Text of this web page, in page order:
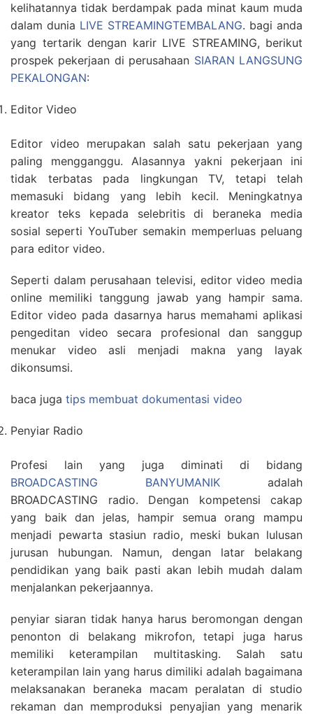
kelihatannya tidak berdampak pada minat kaum muda
dalam dunia LIVE STREAMINGTEMBALANG. bagi anda
yang tertarik dengan karir LIVE STREAMING, berikut
prospek pekerjaan di perusahaan SIARAN LANGSUNG
PEKALONGAN:
Editor Video
Editor video merupakan salah satu pekerjaan yang
paling mengganggu. Alasannya yakni pekerjaan ini
tidak terbatas pada lingkungan TV, tetapi telah
memasuki bidang yang lebih kecil. Meningkatnya
kreator teks kepada selebritis di beraneka media
sosial seperti YouTuber semakin memperluas peluang
para editor video.
Seperti dalam perusahaan televisi, editor video media
online memiliki tanggung jawab yang hampir sama.
Editor video pada dasarnya harus memahami aplikasi
pengeditan video secara profesional dan sanggup
menukar video asli menjadi makna yang layak
dikonsumsi.
baca juga tips membuat dokumentasi video
Penyiar Radio
Profesi lain yang juga diminati di bidang
BROADCASTING BANYUMANIK adalah
BROADCASTING radio. Dengan kompetensi cakap
yang baik dan jelas, hampir semua orang mampu
menjadi pewarta stasiun radio, meski bukan lulusan
jurusan hubungan. Namun, dengan latar belakang
pendidikan yang baik pasti akan lebih mudah dalam
menjalankan pekerjaannya.
penyiar siaran tidak hanya harus beromongan dengan
penonton di belakang mikrofon, tetapi juga harus
memiliki keterampilan multitasking. Salah satu
keterampilan lain yang harus dimiliki adalah bagaimana
melaksanakan beraneka macam peralatan di studio
rekaman dan memproduksi penyajian yang menarik